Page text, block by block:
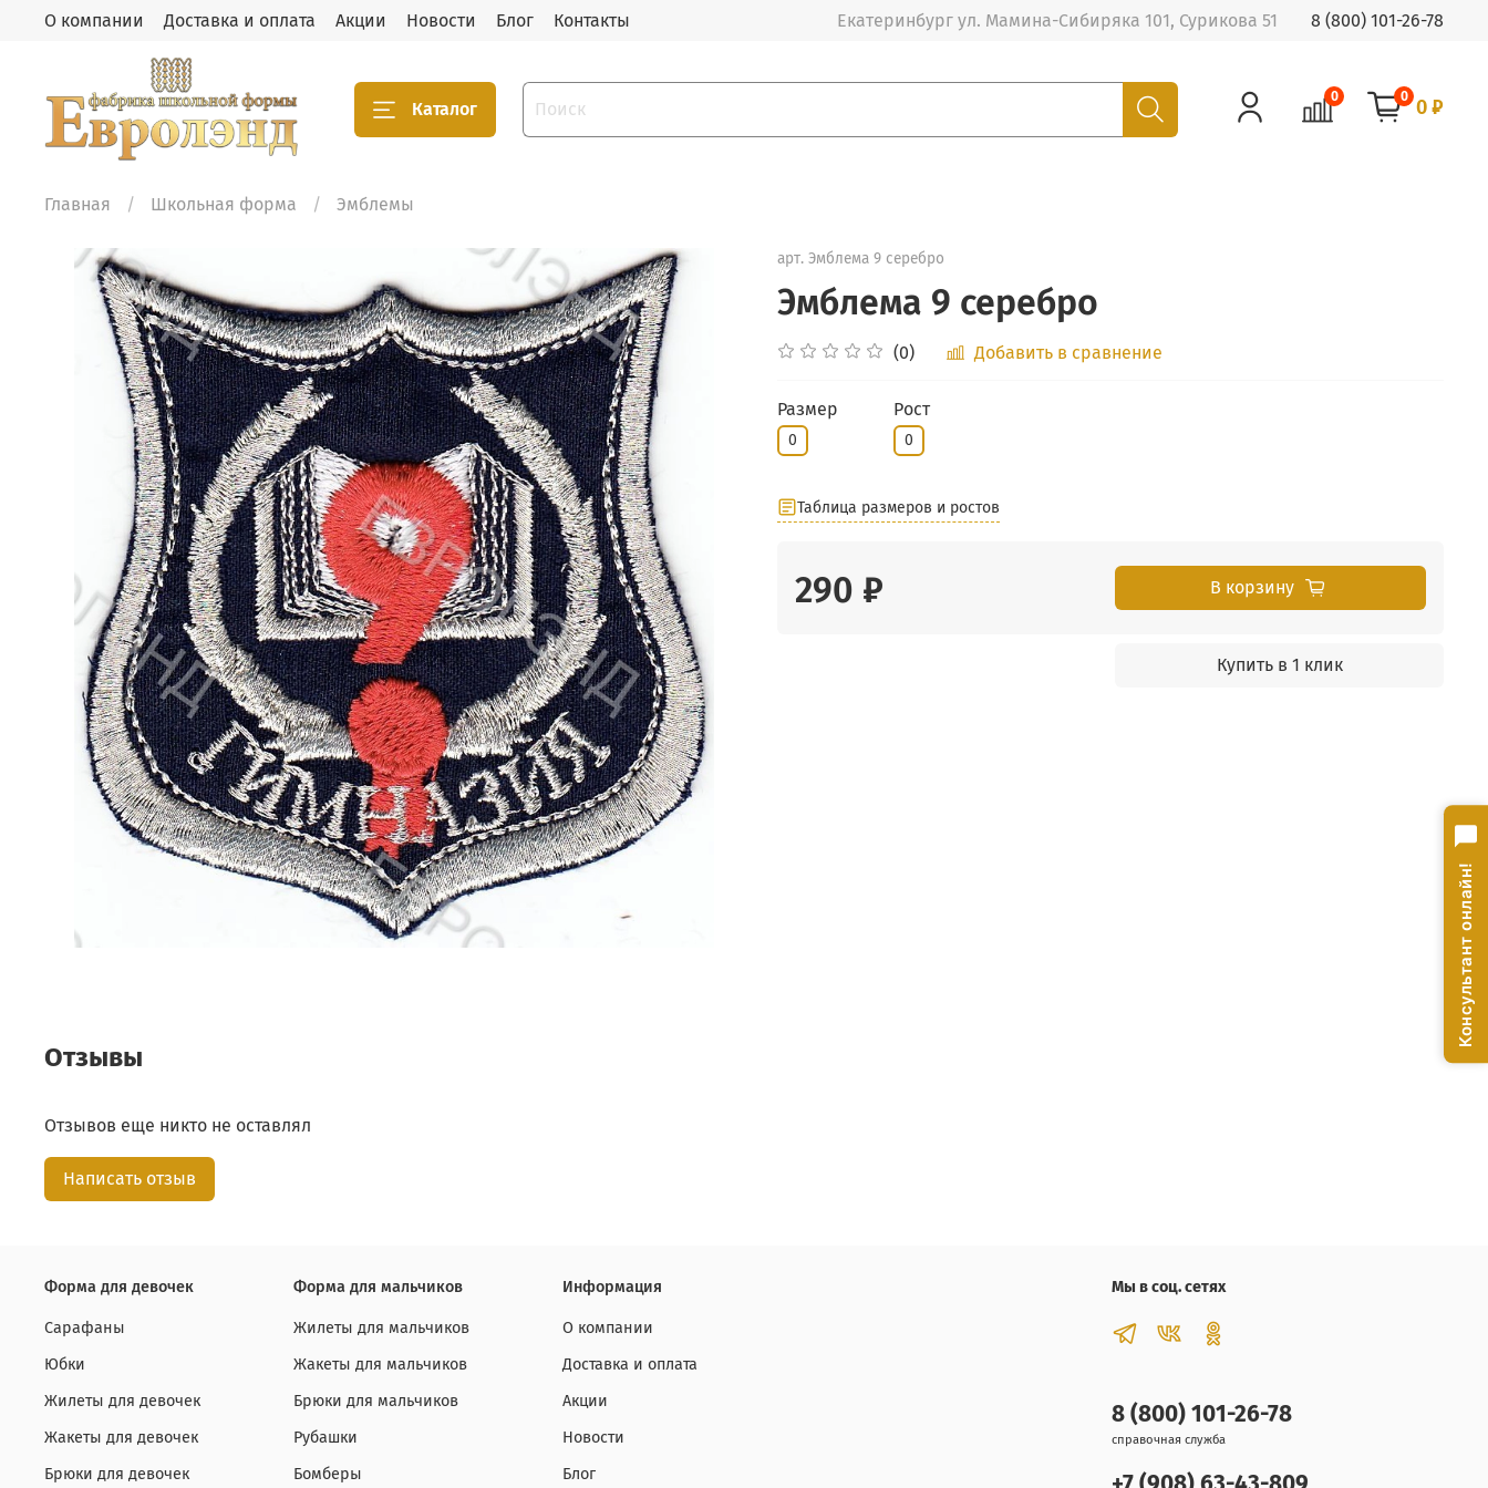
О компании Доставка и оплата Акции Новости Блог Контакты Екатеринбург ул. Мамина-Сибиряка 101, Сурикова 51 8 (800) 101-26-78
Каталог
0 0 0 ₽
Главная Школьная форма Эмблемы
арт. Эмблема 9 серебро
Эмблема 9 серебро
(0) Добавить в сравнение
Размер
0
Рост
0
Таблица размеров и ростов
290 ₽ В корзину
Купить в 1 клик
Отзывы
Отзывов еще никто не оставлял
Написать отзыв
Форма для девочек
Сарафаны
Юбки
Жилеты для девочек
Жакеты для девочек
Брюки для девочек
Форма для мальчиков
Жилеты для мальчиков
Жакеты для мальчиков
Брюки для мальчиков
Рубашки
Бомберы
Информация
О компании
Доставка и оплата
Акции
Новости
Блог
Мы в соц. сетях
8 (800) 101-26-78
справочная служба
Консультант онлайн!